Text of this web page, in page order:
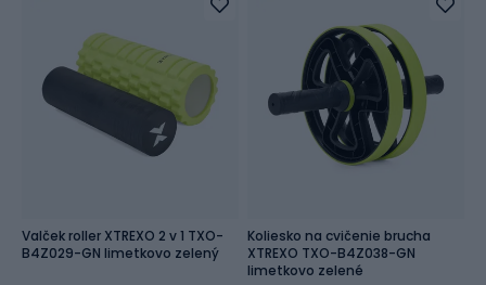
Valček roller XTREXO 2 v 1 TXO-
B4Z029-GN limetkovo zelený
Koliesko na cvičenie brucha
XTREXO TXO-B4Z038-GN
limetkovo zelené